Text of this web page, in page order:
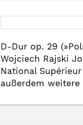
D-Dur op. 29
Wojciech Rajski
National
außerdem